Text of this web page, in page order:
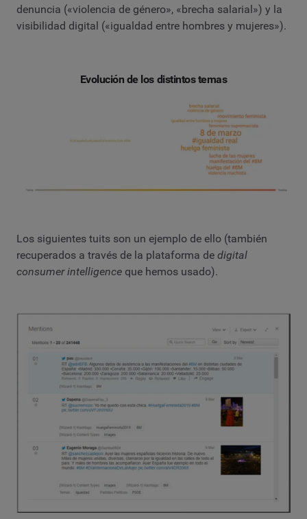
denuncia («violencia de género», «brecha salarial») y la
visibilidad digital («igualdad entre hombres y mujeres»).
Evolución de los distintos temas
Los siguientes tuits son un ejemplo de ello (también
recuperados a través de la plataforma de digital
consumer intelligence que hemos usado).